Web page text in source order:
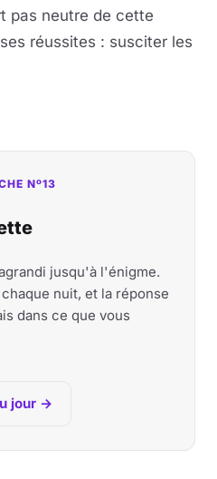
pas neutre de cette
réussites : susciter les
Nº13
jusqu'à l'énigme.
nuit, et la réponse
dans ce que vous
jour →